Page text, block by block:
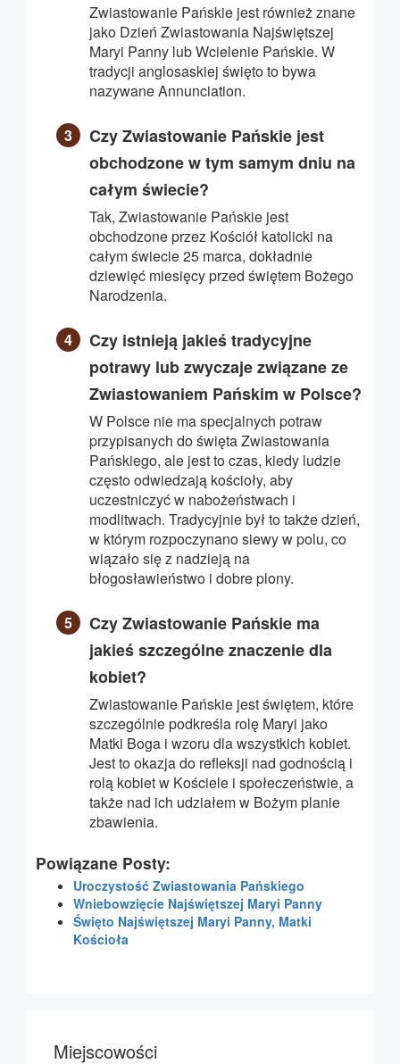
Zwiastowanie Pańskie jest również znane
jako Dzień Zwiastowania Najświętszej
Maryi Panny lub Wcielenie Pańskie. W
tradycji anglosaskiej święto to bywa
nazywane Annunciation.
Czy Zwiastowanie Pańskie jest
obchodzone w tym samym dniu na
całym świecie?
Tak, Zwiastowanie Pańskie jest
obchodzone przez Kościół katolicki na
całym świecie 25 marca, dokładnie
dziewięć miesięcy przed świętem Bożego
Narodzenia.
Czy istnieją jakieś tradycyjne
potrawy lub zwyczaje związane ze
Zwiastowaniem Pańskim w Polsce?
W Polsce nie ma specjalnych potraw
przypisanych do święta Zwiastowania
Pańskiego, ale jest to czas, kiedy ludzie
często odwiedzają kościoły, aby
uczestniczyć w nabożeństwach i
modlitwach. Tradycyjnie był to także dzień,
w którym rozpoczynano siewy w polu, co
wiązało się z nadzieją na
błogosławieństwo i dobre plony.
Czy Zwiastowanie Pańskie ma
jakieś szczególne znaczenie dla
kobiet?
Zwiastowanie Pańskie jest świętem, które
szczególnie podkreśla rolę Maryi jako
Matki Boga i wzoru dla wszystkich kobiet.
Jest to okazja do refleksji nad godnością i
rolą kobiet w Kościele i społeczeństwie, a
także nad ich udziałem w Bożym planie
zbawienia.
Powiązane Posty:
Uroczystość Zwiastowania Pańskiego
Wniebowzięcie Najświętszej Maryi Panny
Święto Najświętszej Maryi Panny, Matki
Kościoła
Miejscowości